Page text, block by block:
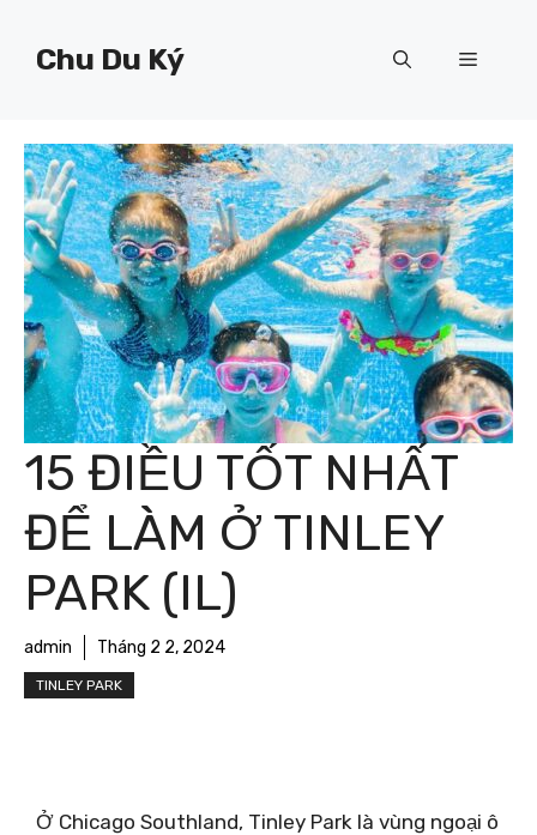
Chu Du Ký Menu
15 ĐIỀU TỐT NHẤT
ĐỂ LÀM Ở TINLEY
PARK (IL)
admin Tháng 2 2, 2024
TINLEY PARK
Ở Chicago Southland, Tinley Park là vùng ngoại ô